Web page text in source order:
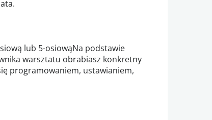
lub 5-osiowąNa podstawie
warsztatu obrabiasz konkretny
programowaniem, ustawianiem,